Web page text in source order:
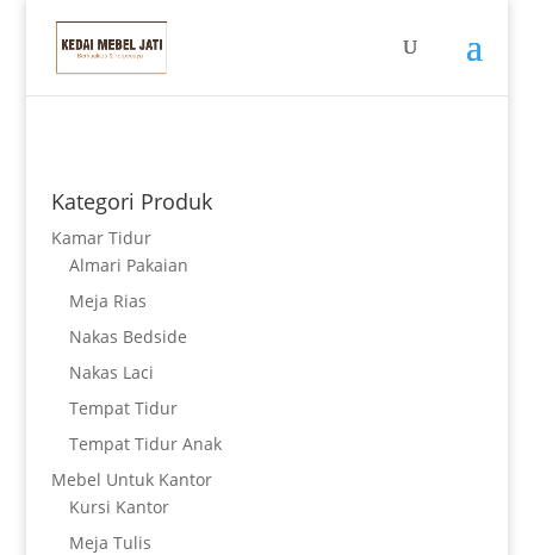
Kategori Produk
Kamar Tidur
Almari Pakaian
Meja Rias
Nakas Bedside
Nakas Laci
Tempat Tidur
Tempat Tidur Anak
Mebel Untuk Kantor
Kursi Kantor
Meja Tulis